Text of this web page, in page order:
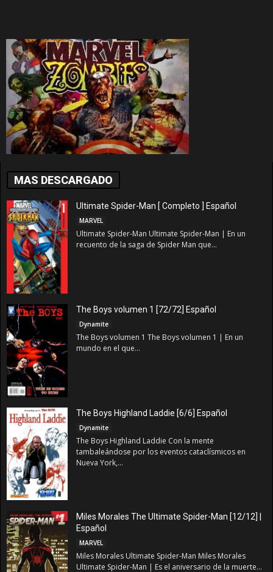
MAS DESCARGADO
Ultimate Spider-Man [ Completo ] Español
MARVEL
Ultimate Spider-Man Ultimate Spider-Man | En un
recuento de la saga de Spider Man que...
The Boys volumen 1 [72/72] Español
Dynamite
The Boys volumen 1 The Boys volumen 1 | En un
mundo en el que...
The Boys Highland Laddie [6/6] Español
Dynamite
The Boys Highland Laddie Con la mente
tambaleándose por los eventos cataclísmicos en
Nueva York,...
Miles Morales The Ultimate Spider-Man [12/12] |
Español
MARVEL
Miles Morales Ultimate Spider-Man Miles Morales
Ultimate Spider-Man | Es el aniversario de la muerte...